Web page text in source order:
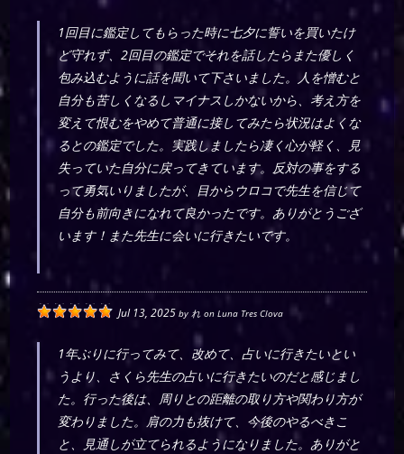
1回目に鑑定してもらった時に七夕に誓いを買いたけ
ど守れず、2回目の鑑定でそれを話したらまた優しく
包み込むように話を聞いて下さいました。人を憎むと
自分も苦しくなるしマイナスしかないから、考え方を
変えて恨むをやめて普通に接してみたら状況はよくな
るとの鑑定でした。実践しましたら凄く心が軽く、見
失っていた自分に戻ってきています。反対の事をする
って勇気いりましたが、目からウロコで先生を信じて
自分も前向きになれて良かったです。ありがとうござ
います！また先生に会いに行きたいです。
Jul 13, 2025 byれ onLuna Tres Clova
1年ぶりに行ってみて、改めて、占いに行きたいとい
うより、さくら先生の占いに行きたいのだと感じまし
た。行った後は、周りとの距離の取り方や関わり方が
変わりました。肩の力も抜けて、今後のやるべきこ
と、見通しが立てられるようになりました。ありがと